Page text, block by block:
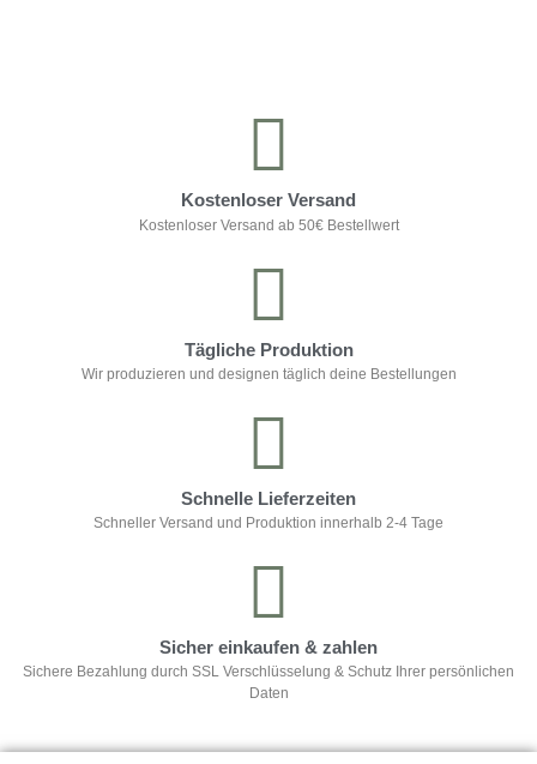
Kostenloser Versand
Kostenloser Versand ab 50€ Bestellwert
Tägliche Produktion
Wir produzieren und designen täglich deine Bestellungen
Schnelle Lieferzeiten
Schneller Versand und Produktion innerhalb 2-4 Tage
Sicher einkaufen & zahlen
Sichere Bezahlung durch SSL Verschlüsselung & Schutz Ihrer persönlichen
Daten